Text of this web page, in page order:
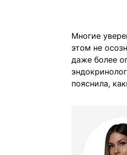
Многие
этом не
даже более
пояснила,